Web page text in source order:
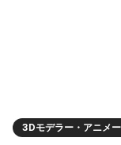
3Dモデラー・アニメ